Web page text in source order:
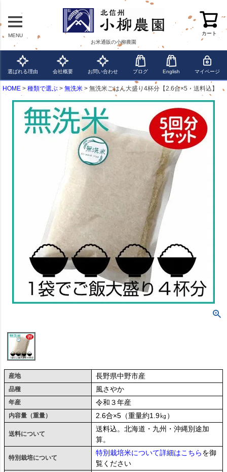
MENU
お米通販の小柳農園
カート
選ばれる理由 会社概要 お問い合わせ ブログ English マイページ
HOME 種類で選ぶ 無洗米 無洗米ごはん大盛り4杯分【2.6合×5・送料込】
産地 長野県中野市産
品種 風さやか
年産 令和３年産
内容量（重量） 2.6合×5（重量約1.9㎏）
送料について
送料込。北海道・九州・沖縄別途加
算。
特別栽培について
特別栽培米について詳細はこちらを御
覧ください